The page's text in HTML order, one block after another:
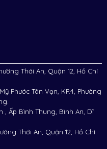
Thới An, Quận 12, Hồ Chí
Phước Tân Vạn, KP.4, Phường
, Ấp Bình Thung, Bình An, Dĩ
Thới An, Quận 12, Hồ Chí